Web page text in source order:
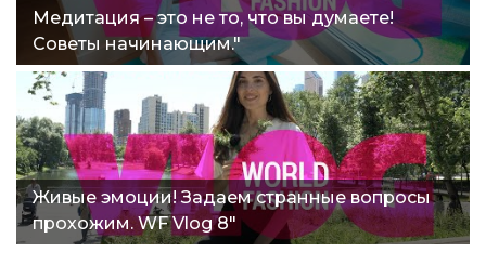
Медитация – это не то, что вы думаете!
Советы начинающим."
Живые эмоции! Задаем странные вопросы
прохожим. WF Vlog 8"